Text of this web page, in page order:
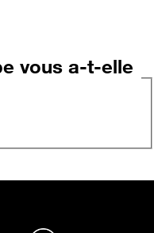
vous a-t-elle